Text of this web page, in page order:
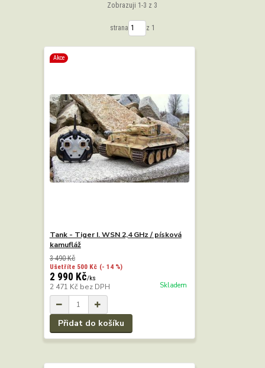
Zobrazuji 1-3 z 3
strana z 1
Akce
Tank - Tiger I. WSN 2,4 GHz / písková
kamufláž
3 490 Kč
Ušetříte 500 Kč (- 14 %)
2 990 Kč/ks
2 471 Kč bez DPH Skladem
Přidat do košíku